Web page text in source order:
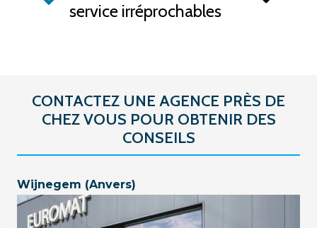
service irréprochables
CONTACTEZ UNE AGENCE PRÈS DE
CHEZ VOUS POUR OBTENIR DES
CONSEILS
Wijnegem (Anvers)